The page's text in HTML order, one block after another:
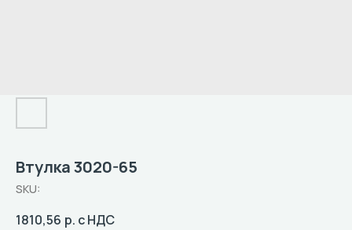
Втулка 3020-65
SKU:
1810,56 р. с НДС